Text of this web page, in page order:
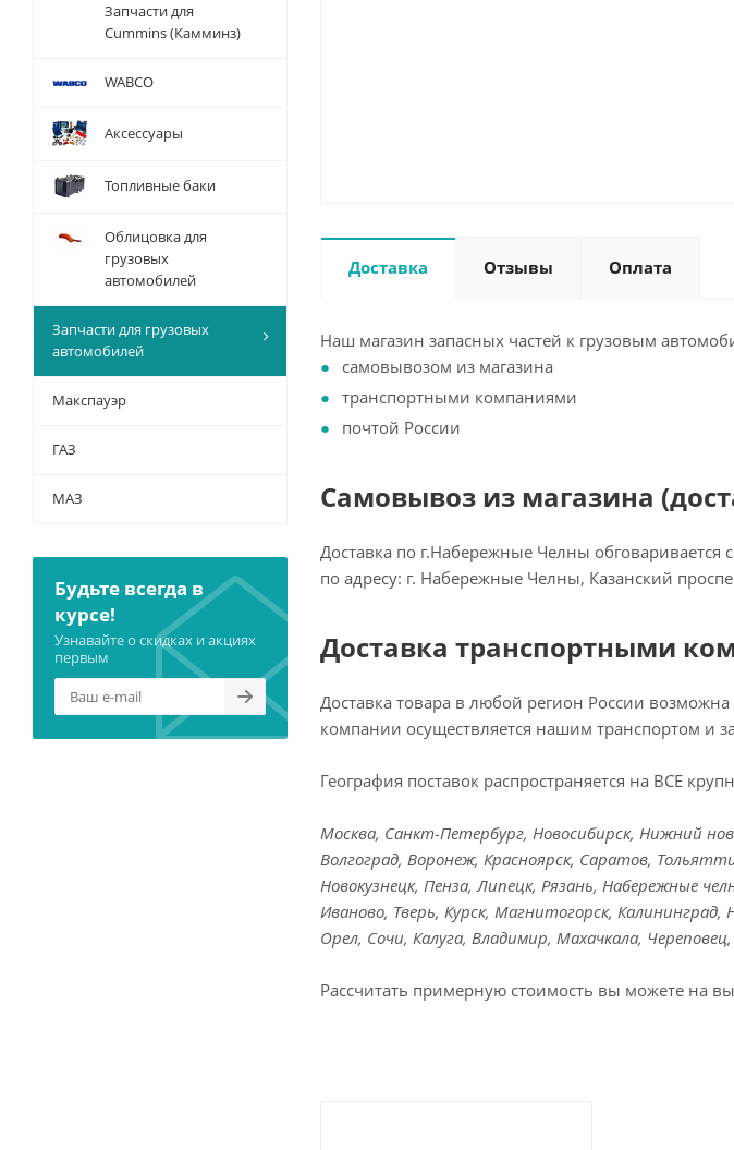
Доставка Отзывы Оплата
Наш магазин запасных частей к грузовым
самовывозом из магазина
транспортными компаниями
почтой России
Самовывоз из магазина
Доставка по г.Набережные Челны
по адресу: г. Набережные Челны, Казанский
Доставка транспортными
Доставка товара в любой регион России
компании осуществляется нашим транспортом и
География поставок распространяется на ВСЕ
Москва, Санкт-Петербург, Новосибирск, Нижний
Волгоград, Воронеж, Красноярск, Саратов,
Новокузнецк, Пенза, Липецк, Рязань, Набережные
Иваново, Тверь, Курск, Магнитогорск, Калининград,
Орел, Сочи, Калуга, Владимир, Махачкала,
Рассчитать примерную стоимость вы можете на
Запчасти для
Cummins (Камминз)
WABCO
Аксессуары
Топливные баки
Облицовка для
грузовых
автомобилей
Запчасти для грузовых
автомобилей
Макспауэр
ГАЗ
МАЗ
Будьте всегда в
курсе!
Узнавайте о скидках и акциях
первым